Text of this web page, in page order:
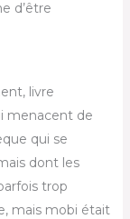
d’être
livre
menacent de
qui se
dont les
trop
mais mobi était